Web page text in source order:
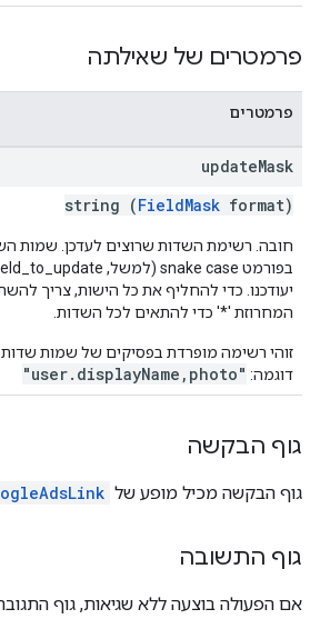
פרמטרים של שאילתה
פרמטרים
updateMask
string (FieldMask format)
חובה. רשימת השדות שרוצים לעדכן. שמות
יעודכנו. כדי להחליף את כל הישות, צריך
המחרוזת '*' כדי להתאים לכל השדות.
זוהי רשימה מופרדת בפסיקים של שמות
דוגמה: "user.displayName,photo"
גוף הבקשה
גוף הבקשה מכיל מופע של
גוף התשובה
אם הפעולה בוצעה ללא שגיאות, גוף